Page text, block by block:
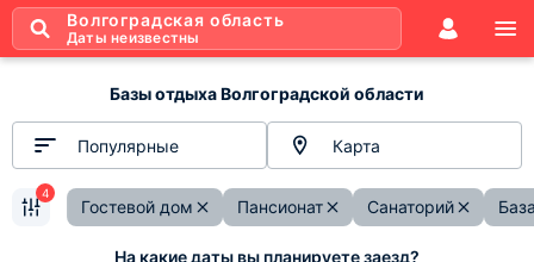
Волгоградская область
Даты неизвестны
Базы отдыха Волгоградской области
Популярные Карта
Гостевой дом Пансионат Санаторий
4